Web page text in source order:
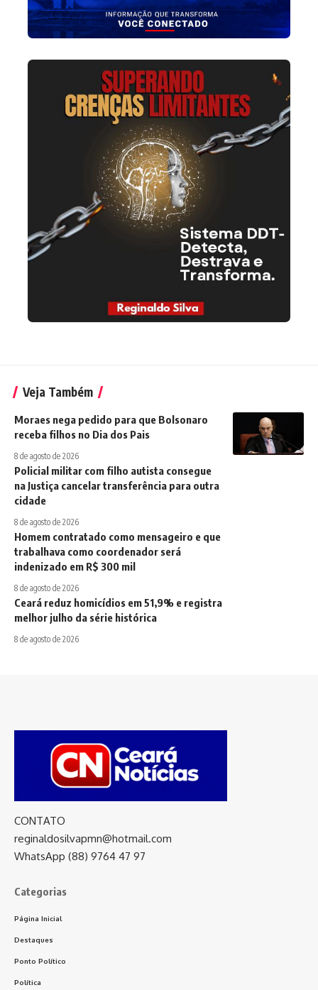
Veja Também
Moraes nega pedido para que Bolsonaro
receba filhos no Dia dos Pais
8 de agosto de 2026
Policial militar com filho autista consegue
na Justiça cancelar transferência para outra
cidade
8 de agosto de 2026
Homem contratado como mensageiro e que
trabalhava como coordenador será
indenizado em R$ 300 mil
8 de agosto de 2026
Ceará reduz homicídios em 51,9% e registra
melhor julho da série histórica
8 de agosto de 2026
CONTATO
reginaldosilvapmn@hotmail.com
WhatsApp (88) 9764 47 97
Categorias
Página Inicial
Destaques
Ponto Político
Política